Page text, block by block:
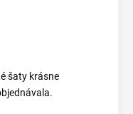
šaty krásne